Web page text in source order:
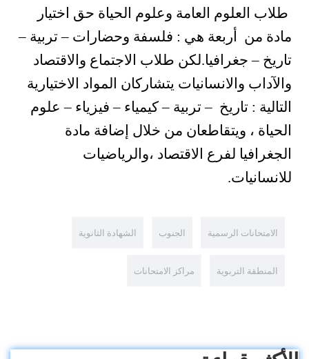
طلاب العلوم العامة وعلوم الحياة حق اختيار
مادة من أربعة هي : فلسفة وحضارات – تربية –
تاريخ – جغرافيا.لكن طلاب الاجتماع والاقتصاد
والآداب والانسانيات يتشاركان المواد الاختيارية
التالية : تاريخ – تربية – كيمياء – فيزياء – علوم
الحياة ، ويتقاطعان من خلال إضافة مادة
الجغرافيا لفرع الاقتصاد ،والرياضيات
للانسانيات.
الامتحانات الرسمية الجنوب الشهادة الثانوية
المنطقة التربوية مراكز الامتحانات